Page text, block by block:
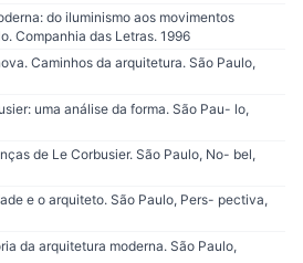
do iluminismo aos movimentos
Companhia das Letras. 1996
Caminhos da arquitetura. São Paulo,
uma análise da forma. São Pau- lo,
de Le Corbusier. São Paulo, No- bel,
e o arquiteto. São Paulo, Pers- pectiva,
da arquitetura moderna. São Paulo,